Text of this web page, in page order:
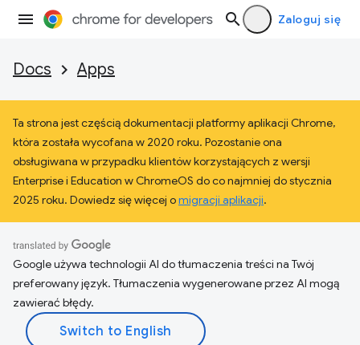
Zaloguj się
Docs Apps
Ta strona jest częścią dokumentacji platformy aplikacji Chrome,
która została wycofana w 2020 roku. Pozostanie ona
obsługiwana w przypadku klientów korzystających z wersji
Enterprise i Education w ChromeOS do co najmniej do stycznia
2025 roku. Dowiedz się więcej omigracji aplikacji.
Google używa technologii AI do tłumaczenia treści na Twój
preferowany język. Tłumaczenia wygenerowane przez AI mogą
zawierać błędy.